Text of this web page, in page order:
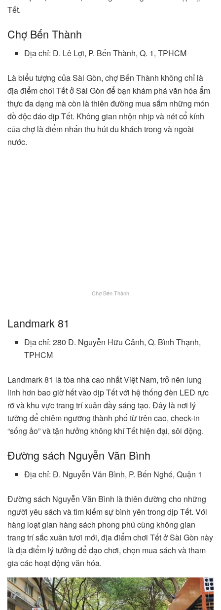
Tết.
Chợ Bến Thành
Địa chỉ: Đ. Lê Lợi, P. Bến Thành, Q. 1, TPHCM
Là biểu tượng của Sài Gòn, chợ Bến Thành không chỉ là
địa điểm chơi Tết ở Sài Gòn để bạn khám phá văn hóa ẩm
thực đa dạng mà còn là thiên đường mua sắm những món
đồ độc đáo dịp Tết. Không gian nhộn nhịp và nét cổ kính
của chợ là điểm nhấn thu hút du khách trong và ngoài
nước.
Chợ Bến Thành
Landmark 81
Địa chỉ: 280 Đ. Nguyễn Hữu Cảnh, Q. Bình Thạnh,
TPHCM
Landmark 81 là tòa nhà cao nhất Việt Nam, trở nên lung
linh hơn bao giờ hết vào dịp Tết với hệ thống đèn LED rực
rỡ và khu vực trang trí xuân đầy sáng tạo. Đây là nơi lý
tưởng để chiêm ngưỡng thành phố từ trên cao, check-in
“sống ảo” và tận hưởng không khí Tết hiện đại, sôi động.
Đường sách Nguyễn Văn Bình
Địa chỉ: Đ. Nguyễn Văn Bình, P. Bến Nghé, Quận 1
Đường sách Nguyễn Văn Bình là thiên đường cho những
người yêu sách và tìm kiếm sự bình yên trong dịp Tết. Với
hàng loạt gian hàng sách phong phú cùng không gian
trang trí sắc xuân tươi mới, địa điểm chơi Tết ở Sài Gòn này
là địa điểm lý tưởng để dạo chơi, chọn mua sách và tham
gia các hoạt động văn hóa.